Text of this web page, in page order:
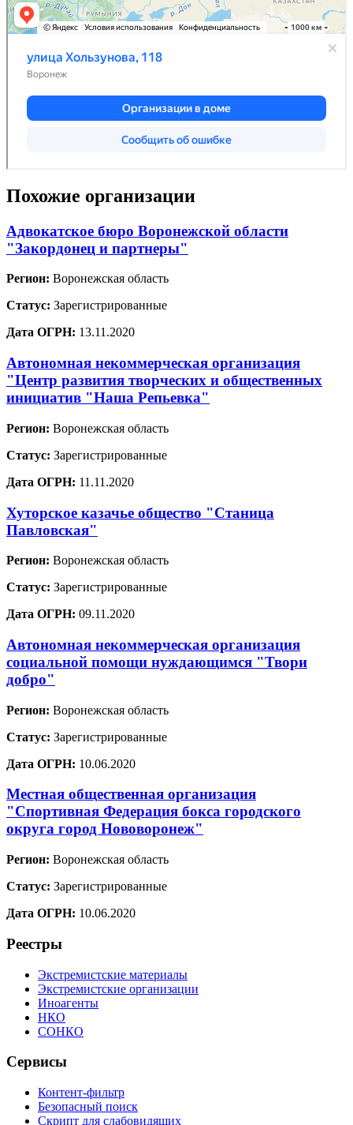
Похожие организации
Адвокатское бюро Воронежской области
"Закордонец и партнеры"
Регион: Воронежская область
Статус: Зарегистрированные
Дата ОГРН: 13.11.2020
Автономная некоммерческая организация
"Центр развития творческих и общественных
инициатив "Наша Репьевка"
Регион: Воронежская область
Статус: Зарегистрированные
Дата ОГРН: 11.11.2020
Хуторское казачье общество "Станица
Павловская"
Регион: Воронежская область
Статус: Зарегистрированные
Дата ОГРН: 09.11.2020
Автономная некоммерческая организация
социальной помощи нуждающимся "Твори
добро"
Регион: Воронежская область
Статус: Зарегистрированные
Дата ОГРН: 10.06.2020
Местная общественная организация
"Спортивная Федерация бокса городского
округа город Нововоронеж"
Регион: Воронежская область
Статус: Зарегистрированные
Дата ОГРН: 10.06.2020
Реестры
Экстремистские материалы
Экстремистские организации
Иноагенты
НКО
СОНКО
Сервисы
Контент-фильтр
Безопасный поиск
Скрипт для слабовидящих